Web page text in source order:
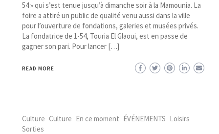
54 » qui s’est tenue jusqu’à dimanche soir à la Mamounia. La
foire a attiré un public de qualité venu aussi dans la ville
pour l’ouverture de fondations, galeries et musées privés.
La fondatrice de 1-54, Touria El Glaoui, est en passe de
gagner son pari. Pour lancer […]
READ MORE
Culture Culture En ce moment ÉVÉNEMENTS Loisirs
Sorties